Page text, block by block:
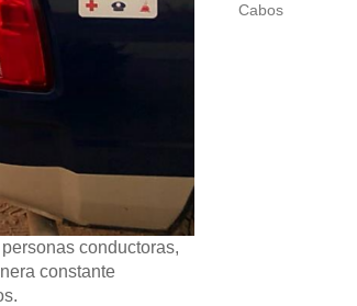
conductoras,
constante
Cabos